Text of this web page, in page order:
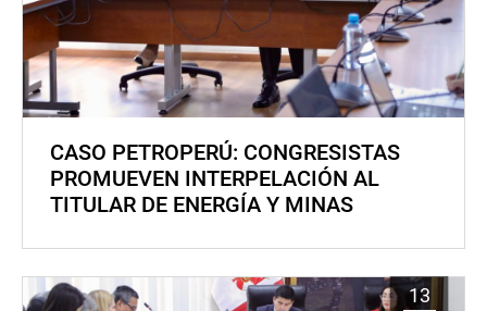
CASO PETROPERÚ: CONGRESISTAS
PROMUEVEN INTERPELACIÓN AL
TITULAR DE ENERGÍA Y MINAS
13